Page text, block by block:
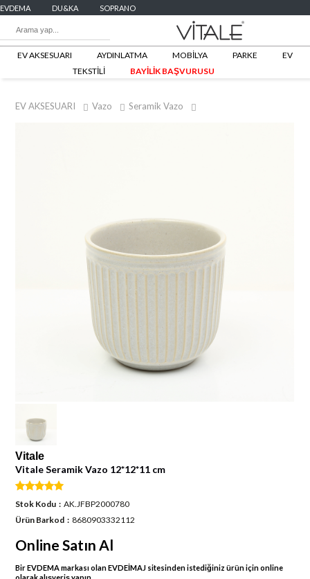
EVDEMA DU&KA SOPRANO
EV AKSESUARI AYDINLATMA MOBİLYA PARKE
EV
TEKSTİLİ
BAYİLİK BAŞVURUSU
EV AKSESUARI Vazo Seramik Vazo
Vitale
Vitale Seramik Vazo 12*12*11 cm
Stok Kodu
AK.JFBP2000780
Ürün Barkod
8680903332112
Online Satın Al
Bir EVDEMA markası olan EVDEİMAJ sitesinden istediğiniz ürün için online